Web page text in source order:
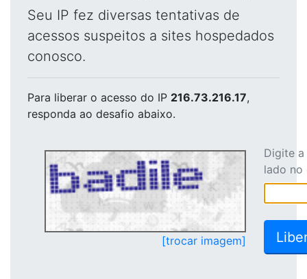
Seu IP fez diversas tentativas de
acessos suspeitos a sites hospedados
conosco.
Para liberar o acesso do IP 216.73.216.17,
responda ao desafio abaixo.
[trocar imagem]
Digite
lado no